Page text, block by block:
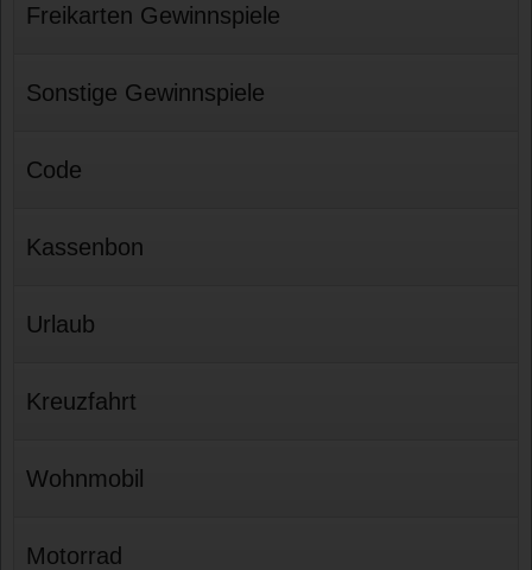
Freikarten Gewinnspiele
Sonstige Gewinnspiele
Code
Kassenbon
Urlaub
Kreuzfahrt
Wohnmobil
Motorrad